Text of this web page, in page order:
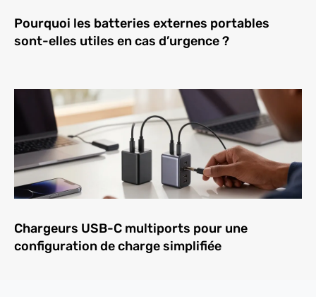
Pourquoi les batteries externes portables
sont-elles utiles en cas d’urgence ?
Chargeurs USB-C multiports pour une
configuration de charge simplifiée